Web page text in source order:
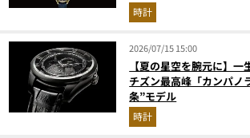
時計
2026/07/15 15:00
【夏の星空を腕元に】
チズン最高峰「カンパノ
条”モデル
時計